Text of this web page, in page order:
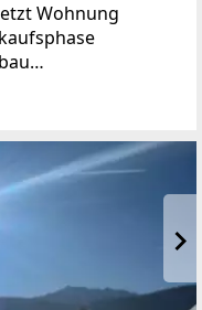
Wohnung
von ca. 50
entweder mit